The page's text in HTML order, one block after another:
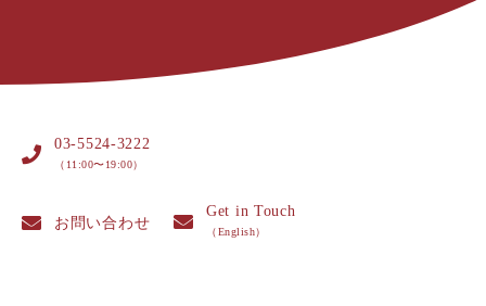
03-5524-3222
（11:00〜19:00）
お問い合わせ
Get in Touch
（English）